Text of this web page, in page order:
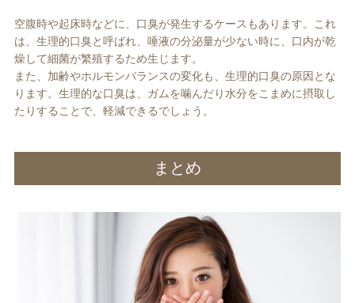
空腹時や起床時などに、口臭が発生するケースもあります。これ
は、生理的口臭と呼ばれ、唾液の分泌量が少ない時に、口内が乾
燥して細菌が繁殖するため生じます。
また、加齢やホルモンバランスの変化も、生理的口臭の原因とな
ります。生理的な口臭は、ガムを噛んだり水分をこまめに摂取し
たりすることで、軽減できるでしょう。
まとめ